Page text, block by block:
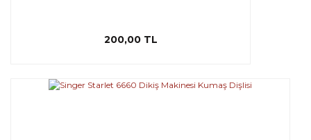
200,00 TL